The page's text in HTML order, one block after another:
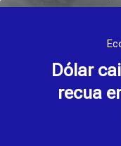
Dólar
recua